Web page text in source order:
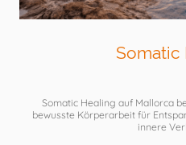
Somatic
Somatic Healing auf Mallorca
bewusste Körperarbeit für
innere